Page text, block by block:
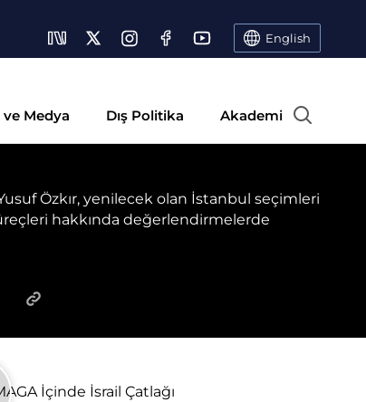
English
Medya Dış Politika Akademi
Özkır, yenilecek olan İstanbul seçimleri
hakkında değerlendirmelerde